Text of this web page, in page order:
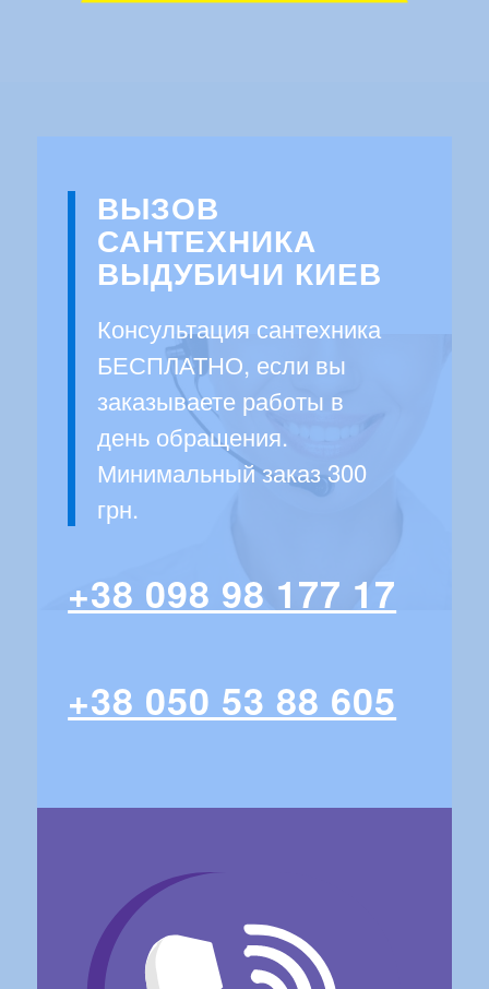
ВЫЗОВ
САНТЕХНИКА
ВЫДУБИЧИ КИЕВ
Консультация сантехника
БЕСПЛАТНО, если вы
заказываете работы в
день обращения.
Минимальный заказ 300
грн.
+38 098 98 177 17
+38 050 53 88 605